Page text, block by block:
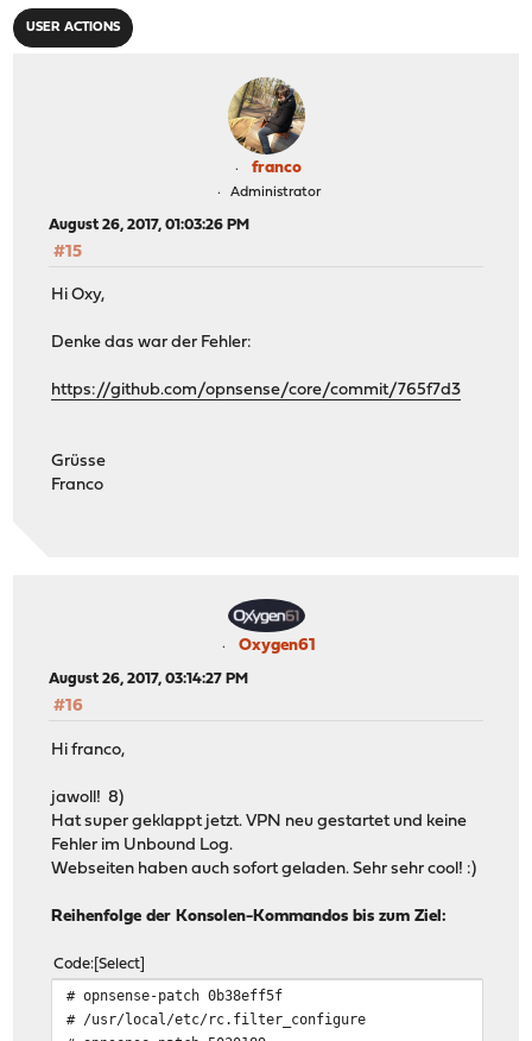
USER ACTIONS
franco
Administrator
August 26, 2017, 01:03:26 PM
#15
Hi Oxy,
Denke das war der Fehler:
https://github.com/opnsense/core/commit/765f7d3
Grüsse
Franco
Oxygen61
August 26, 2017, 03:14:27 PM
#16
Hi franco,
jawoll! 8)
Hat super geklappt jetzt. VPN neu gestartet und keine
Fehler im Unbound Log.
Webseiten haben auch sofort geladen. Sehr sehr cool! :)
Reihenfolge der Konsolen-Kommandos bis zum Ziel:
Code Select
# opnsense-patch 0b38eff5f
# /usr/local/etc/rc.filter_configure